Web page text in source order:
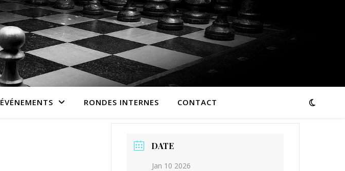
ÉVÉNEMENTS RONDES INTERNES CONTACT
DATE
Jan 10 2026